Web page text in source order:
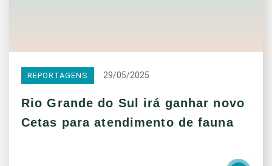
REPORTAGENS 29/05/2025
Rio Grande do Sul irá ganhar novo
Cetas para atendimento de fauna